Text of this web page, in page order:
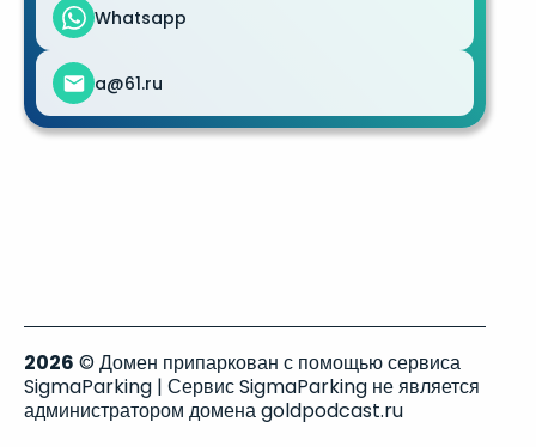
Whatsapp
a@61.ru
2026 © Домен припаркован с помощью сервиса
SigmaParking | Сервис SigmaParking не является
администратором домена goldpodcast.ru